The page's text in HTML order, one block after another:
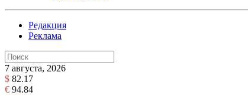
Редакция
Реклама
7 августа, 2026
$ 82.17
€ 94.84